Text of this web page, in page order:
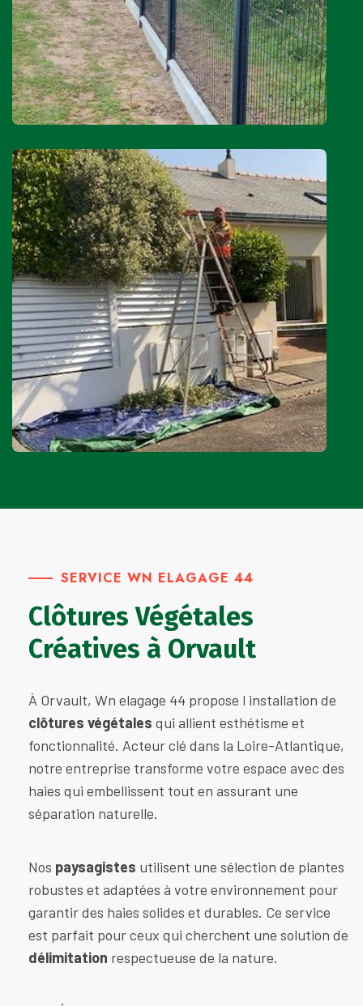
SERVICE WN ELAGAGE 44
Clôtures Végétales
Créatives à Orvault
À Orvault, Wn elagage 44 propose l installation de
clôtures végétales qui allient esthétisme et
fonctionnalité. Acteur clé dans la Loire-Atlantique,
notre entreprise transforme votre espace avec des
haies qui embellissent tout en assurant une
séparation naturelle.
Nos paysagistes utilisent une sélection de plantes
robustes et adaptées à votre environnement pour
garantir des haies solides et durables. Ce service
est parfait pour ceux qui cherchent une solution de
délimitation respectueuse de la nature.